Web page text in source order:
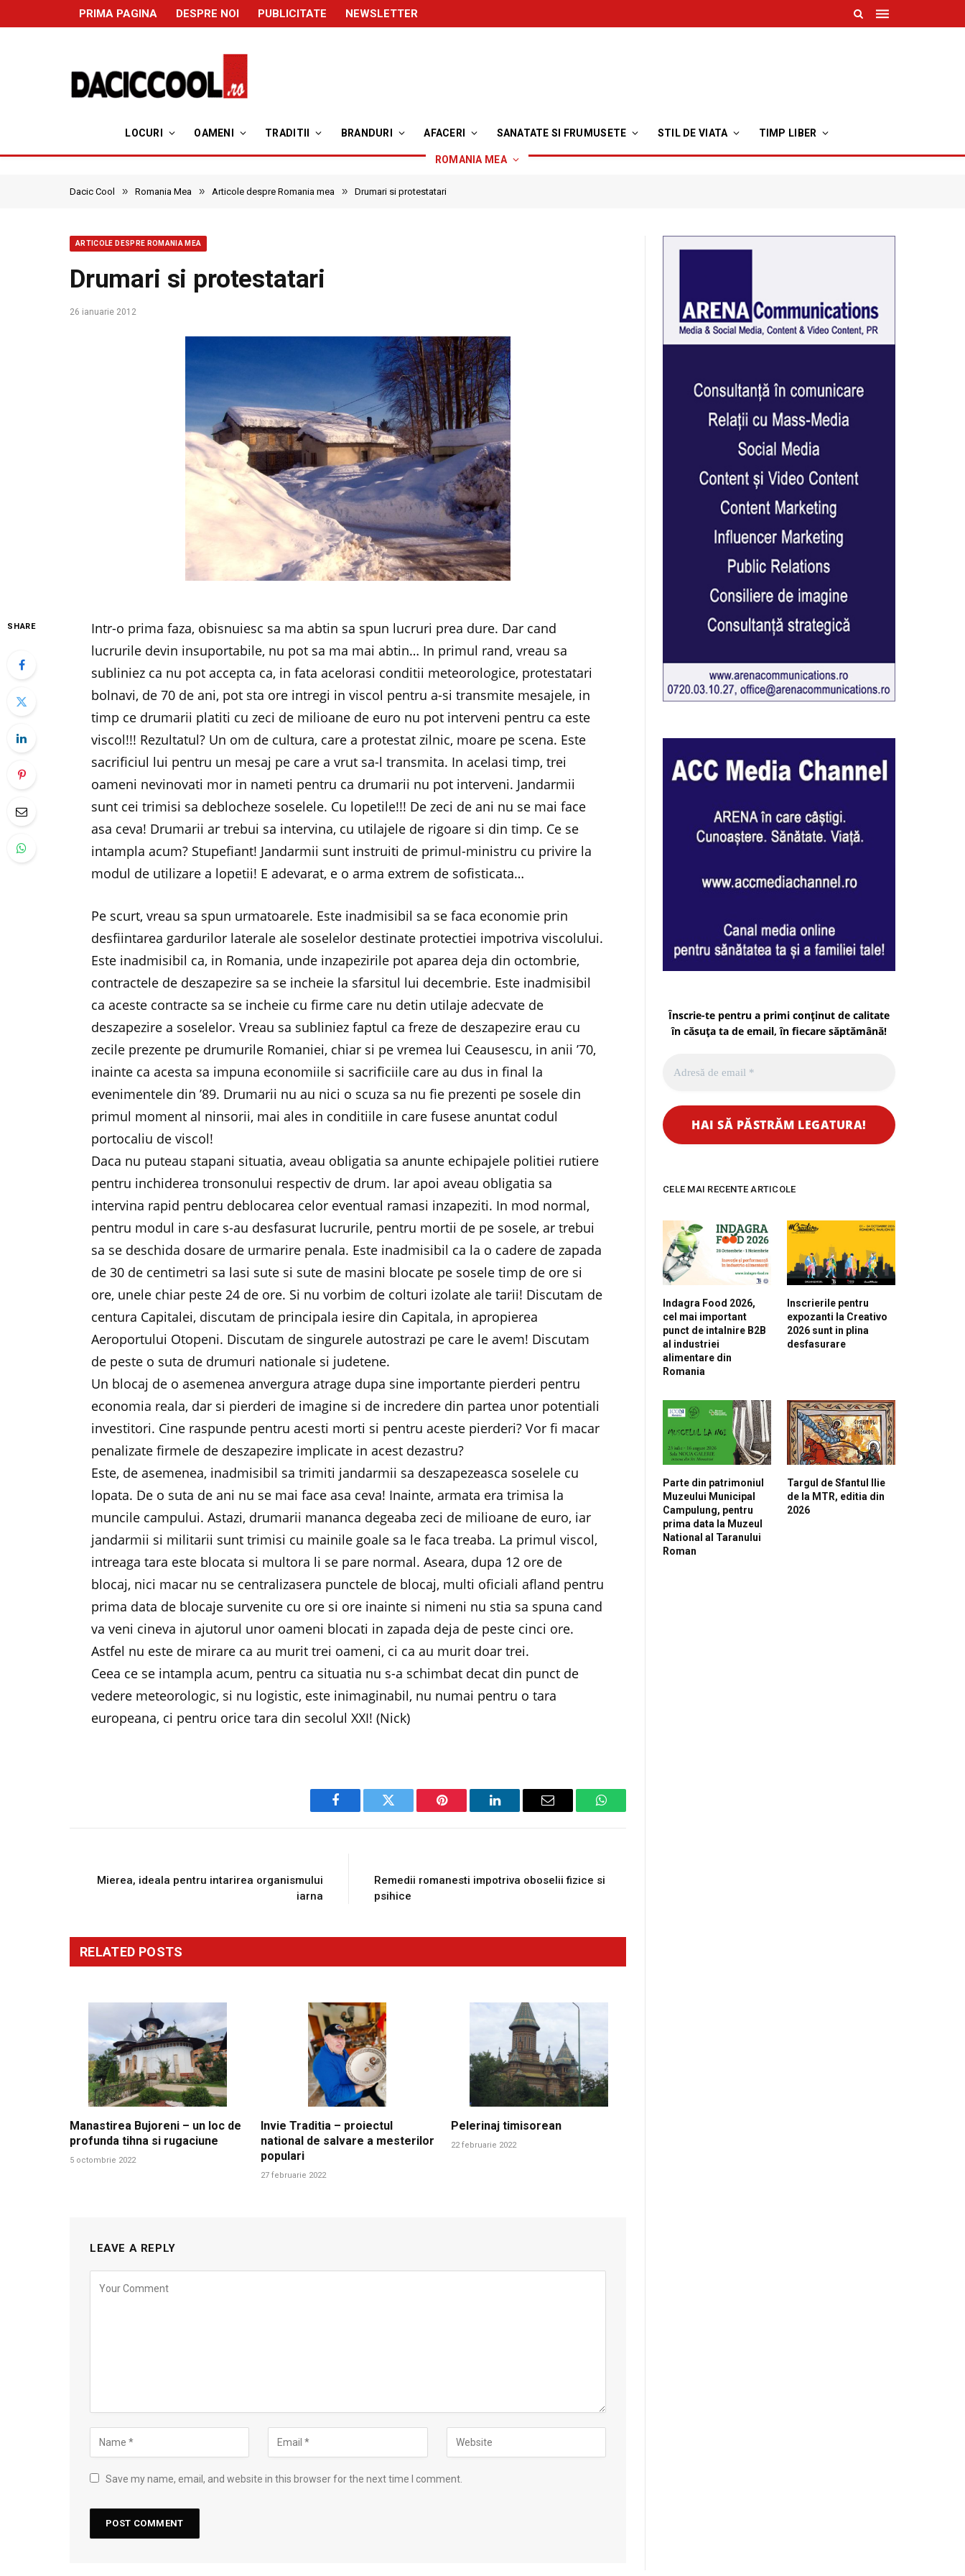
PRIMA PAGINA DESPRE NOI PUBLICITATE NEWSLETTER
LOCURI OAMENI TRADITII BRANDURI AFACERI SANATATE SI FRUMUSETE STIL DE VIATA TIMP LIBER
ROMANIA MEA
Dacic Cool » Romania Mea » Articole despre Romania mea » Drumari si protestatari
ARTICOLE DESPRE ROMANIA MEA
Drumari si protestatari
26 ianuarie 2012
SHARE
Intr-o prima faza, obisnuiesc sa ma abtin sa spun lucruri prea dure. Dar cand
lucrurile devin insuportabile, nu pot sa ma mai abtin… In primul rand, vreau sa
subliniez ca nu pot accepta ca, in fata acelorasi conditii meteorologice, protestatari
bolnavi, de 70 de ani, pot sta ore intregi in viscol pentru a-si transmite mesajele, in
timp ce drumarii platiti cu zeci de milioane de euro nu pot interveni pentru ca este
viscol!!! Rezultatul? Un om de cultura, care a protestat zilnic, moare pe scena. Este
sacrificiul lui pentru un mesaj pe care a vrut sa-l transmita. In acelasi timp, trei
oameni nevinovati mor in nameti pentru ca drumarii nu pot interveni. Jandarmii
sunt cei trimisi sa deblocheze soselele. Cu lopetile!!! De zeci de ani nu se mai face
asa ceva! Drumarii ar trebui sa intervina, cu utilajele de rigoare si din timp. Ce se
intampla acum? Stupefiant! Jandarmii sunt instruiti de primul-ministru cu privire la
modul de utilizare a lopetii! E adevarat, e o arma extrem de sofisticata…
Pe scurt, vreau sa spun urmatoarele. Este inadmisibil sa se faca economie prin
desfiintarea gardurilor laterale ale soselelor destinate protectiei impotriva viscolului.
Este inadmisibil ca, in Romania, unde inzapezirile pot aparea deja din octombrie,
contractele de deszapezire sa se incheie la sfarsitul lui decembrie. Este inadmisibil
ca aceste contracte sa se incheie cu firme care nu detin utilaje adecvate de
deszapezire a soselelor. Vreau sa subliniez faptul ca freze de deszapezire erau cu
zecile prezente pe drumurile Romaniei, chiar si pe vremea lui Ceausescu, in anii ’70,
inainte ca acesta sa impuna economiile si sacrificiile care au dus in final la
evenimentele din ’89. Drumarii nu au nici o scuza sa nu fie prezenti pe sosele din
primul moment al ninsorii, mai ales in conditiile in care fusese anuntat codul
portocaliu de viscol!
Daca nu puteau stapani situatia, aveau obligatia sa anunte echipajele politiei rutiere
pentru inchiderea tronsonului respectiv de drum. Iar apoi aveau obligatia sa
intervina rapid pentru deblocarea celor eventual ramasi inzapeziti. In mod normal,
pentru modul in care s-au desfasurat lucrurile, pentru mortii de pe sosele, ar trebui
sa se deschida dosare de urmarire penala. Este inadmisibil ca la o cadere de zapada
de 30 de centimetri sa lasi sute si sute de masini blocate pe sosele timp de ore si
ore, unele chiar peste 24 de ore. Si nu vorbim de colturi izolate ale tarii! Discutam de
centura Capitalei, discutam de principala iesire din Capitala, in apropierea
Aeroportului Otopeni. Discutam de singurele autostrazi pe care le avem! Discutam
de peste o suta de drumuri nationale si judetene.
Un blocaj de o asemenea anvergura atrage dupa sine importante pierderi pentru
economia reala, dar si pierderi de imagine si de incredere din partea unor potentiali
investitori. Cine raspunde pentru acesti morti si pentru aceste pierderi? Vor fi macar
penalizate firmele de deszapezire implicate in acest dezastru?
Este, de asemenea, inadmisibil sa trimiti jandarmii sa deszapezeasca soselele cu
lopata. De o suta de ani nu se mai face asa ceva! Inainte, armata era trimisa la
muncile campului. Astazi, drumarii mananca degeaba zeci de milioane de euro, iar
jandarmii si militarii sunt trimisi cu mainile goale sa le faca treaba. La primul viscol,
intreaga tara este blocata si multora li se pare normal. Aseara, dupa 12 ore de
blocaj, nici macar nu se centralizasera punctele de blocaj, multi oficiali afland pentru
prima data de blocaje survenite cu ore si ore inainte si nimeni nu stia sa spuna cand
va veni cineva in ajutorul unor oameni blocati in zapada deja de peste cinci ore.
Astfel nu este de mirare ca au murit trei oameni, ci ca au murit doar trei.
Ceea ce se intampla acum, pentru ca situatia nu s-a schimbat decat din punct de
vedere meteorologic, si nu logistic, este inimaginabil, nu numai pentru o tara
europeana, ci pentru orice tara din secolul XXI! (Nick)
Facebook Twitter Pinterest LinkedIn Email WhatsApp
Mierea, ideala pentru intarirea organismului
iarna
Remedii romanesti impotriva oboselii fizice si
psihice
RELATED POSTS
Manastirea Bujoreni – un loc de
profunda tihna si rugaciune
5 octombrie 2022
Invie Traditia – proiectul
national de salvare a mesterilor
populari
27 februarie 2022
Pelerinaj timisorean
22 februarie 2022
LEAVE A REPLY
Save my name, email, and website in this browser for the next time I comment.
Înscrie-te pentru a primi conținut de calitate
în căsuța ta de email, în fiecare săptămână!
CELE MAI RECENTE ARTICOLE
Indagra Food 2026,
cel mai important
punct de intalnire B2B
al industriei
alimentare din
Romania
Inscrierile pentru
expozanti la Creativo
2026 sunt in plina
desfasurare
Parte din patrimoniul
Muzeului Municipal
Campulung, pentru
prima data la Muzeul
National al Taranului
Roman
Targul de Sfantul Ilie
de la MTR, editia din
2026